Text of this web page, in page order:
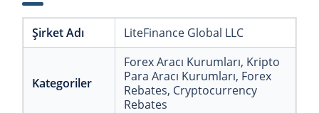
Şirket Adı LiteFinance Global LLC
Kategoriler
Forex Aracı Kurumları, Kripto
Para Aracı Kurumları, Forex
Rebates, Cryptocurrency
Rebates